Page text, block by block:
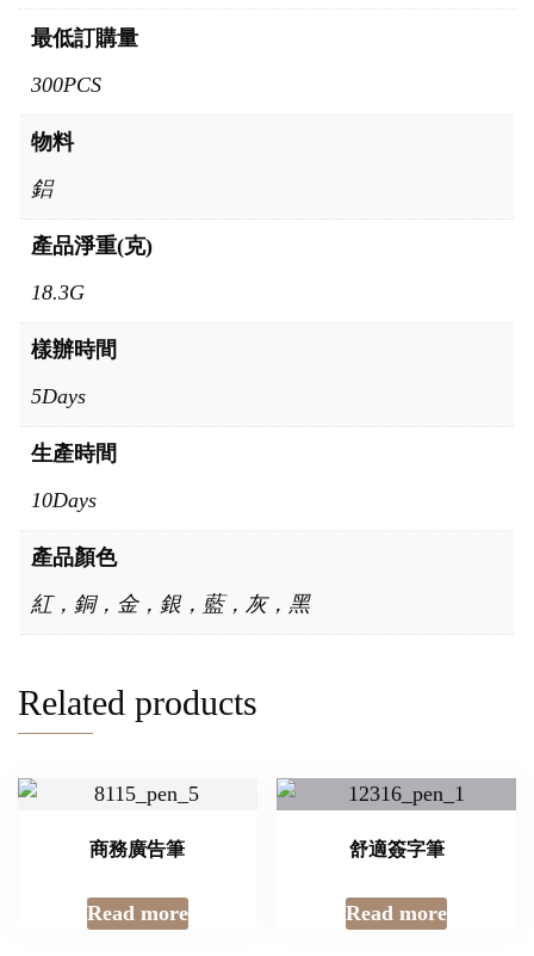
最低訂購量
300PCS
物料
鋁
產品淨重(克)
18.3G
樣辦時間
5Days
生產時間
10Days
產品顏色
紅，銅，金，銀，藍，灰，黑
Related products
商務廣告筆
Read more
舒適簽字筆
Read more